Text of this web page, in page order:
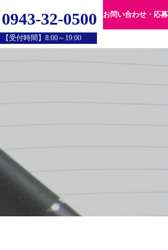
0943-32-0500
【受付時間】8:00～19:00
お問い合わせ・応募